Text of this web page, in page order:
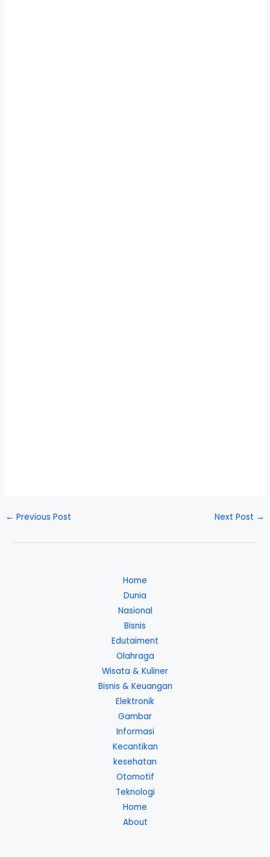
← Previous Post Next Post →
Home
Dunia
Nasional
Bisnis
Edutaiment
Olahraga
Wisata & Kuliner
Bisnis & Keuangan
Elektronik
Gambar
Informasi
Kecantikan
kesehatan
Otomotif
Teknologi
Home
About